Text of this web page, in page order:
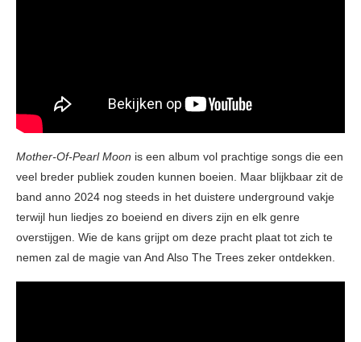
Mother-Of-Pearl Moon is een album vol prachtige songs die een
veel breder publiek zouden kunnen boeien. Maar blijkbaar zit de
band anno 2024 nog steeds in het duistere underground vakje
terwijl hun liedjes zo boeiend en divers zijn en elk genre
overstijgen. Wie de kans grijpt om deze pracht plaat tot zich te
nemen zal de magie van And Also The Trees zeker ontdekken.